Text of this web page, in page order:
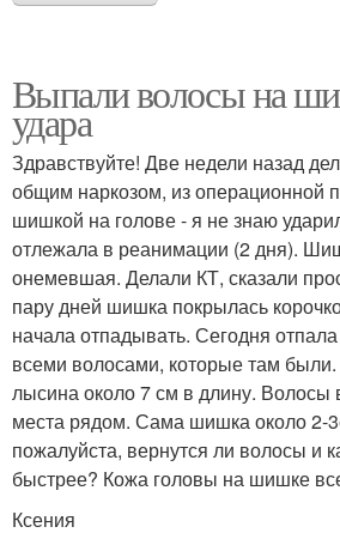
Выпали волосы на
удара
Здравствуйте! Две недели назад
общим наркозом, из операционной
шишкой на голове - я не знаю
отлежала в реанимации (2 дня).
онемевшая. Делали КТ, сказали
пару дней шишка покрылась
начала отпадывать. Сегодня
всеми волосами, которые там
лысина около 7 см в длину.
места рядом. Сама шишка около 2-
пожалуйста, вернутся ли волосы и
быстрее? Кожа головы на шишке
Ксения